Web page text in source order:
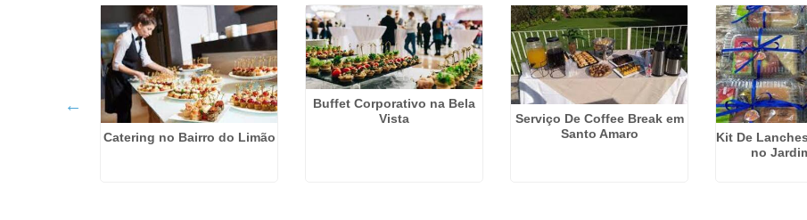
Catering no Bairro do Limão
Buffet Corporativo na Bela
Vista
Serviço De Coffee Break em
Santo Amaro
Kit De
no